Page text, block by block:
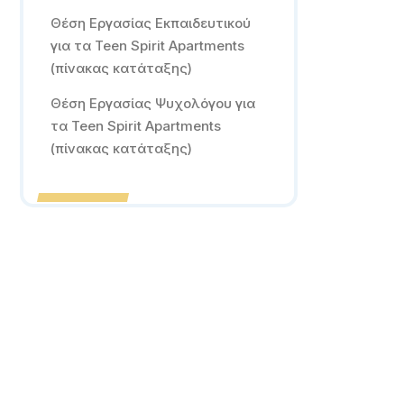
Θέση Εργασίας Εκπαιδευτικού
για τα Teen Spirit Apartments
(πίνακας κατάταξης)
Θέση Εργασίας Ψυχολόγου για
τα Teen Spirit Apartments
(πίνακας κατάταξης)